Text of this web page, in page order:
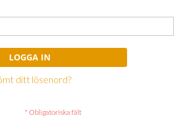
LOGGA IN
ditt lösenord?